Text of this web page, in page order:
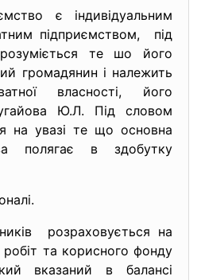
є індивідуальним
підприємством, під
те шо його
громадянин і належить
власності, його
Ю.Л. Під словом
на увазі те що основна
полягає в здобутку
розраховується на
робіт та корисного фонду
вказаний в балансі